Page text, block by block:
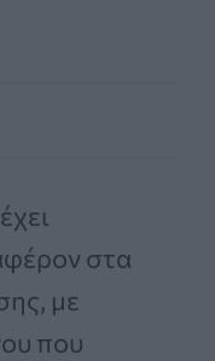
στα
με
που